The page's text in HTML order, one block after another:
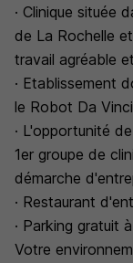
· Clinique située
de La Rochelle
travail agréable
· Etablissement
le Robot Da
· L'opportunité
1er groupe de
démarche
· Restaurant
· Parking gratuit
Votre